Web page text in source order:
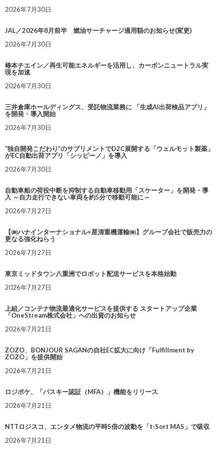
2026年7月30日
JAL／2026年8月前半 燃油サーチャージ適用額のお知らせ(変更)
2026年7月30日
椿本チエイン／再生可能エネルギーを活用し、カーボンニュートラル実
現を加速
2026年7月30日
三井倉庫ホールディングス、受託物流業務に 「生成AI出荷検品アプリ」
を開発・導入開始
2026年7月30日
“独自開発こだわり”のサプリメントでD2C展開する「ウェルモット製薬」
がEC自動出荷アプリ「シッピーノ」を導入
2026年7月30日
自動車船の荷役中断を抑制する自動車移動用「スケーター」を開発・導
入 ～自力走行できない車両を約5分で移動可能に～
2026年7月27日
【㈱ハナインターナショナル×星清重機運輸㈱】グループ会社で販売力の
更なる強化ねらう
2026年7月27日
東京ミッドタウン八重洲でロボット配送サービスを本格始動
2026年7月27日
上組／コンテナ物流最適化サービスを提供する スタートアップ企業
「OneStream株式会社」への出資のお知らせ
2026年7月21日
ZOZO、BONJOUR SAGANの自社EC拡大に向け「Fulfillment by
ZOZO」を提供開始
2026年7月21日
ロジポケ、「パスキー認証（MFA）」機能をリリース
2026年7月21日
NTTロジスコ、エンタメ物流の平時5倍の波動を「t-Sort MAS」で吸収
2026年7月21日